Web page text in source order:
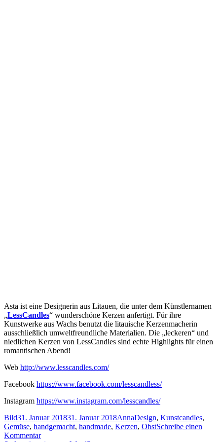
Asta ist eine Designerin aus Litauen, die unter dem Künstlernamen
„LessCandles“ wunderschöne Kerzen anfertigt. Für ihre
Kunstwerke aus Wachs benutzt die litauische Kerzenmacherin
ausschließlich umweltfreundliche Materialien. Die „leckeren“ und
niedlichen Kerzen von LessCandles sind echte Highlights für einen
romantischen Abend!
Web http://www.lesscandles.com/
Facebook https://www.facebook.com/lesscandless/
Instagram https://www.instagram.com/lesscandles/
Format
BildVeröffentlicht
am
31. Januar 201831. Januar 2018Autor
AnnaKategorien
Design, KunstSchlagwörter
candles,
Gemüse, handgemacht, handmade, Kerzen, ObstSchreibe einen
Kommentarzu